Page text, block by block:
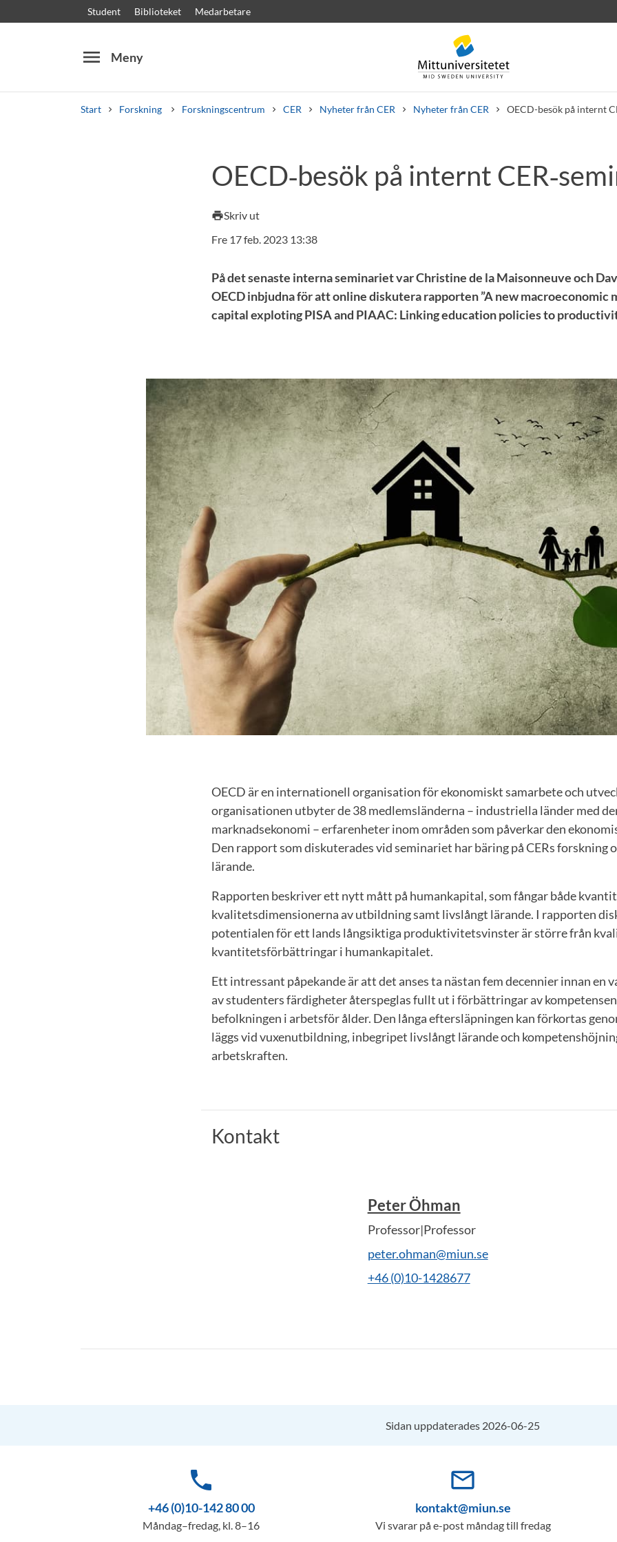
Student Biblioteket Medarbetare
menu Meny
Start Forskning Forskningscentrum CER Nyheter från CER Nyheter från CER OECD-besök på internt
Kursplaner VälkomstbrevPersonal Lediga jobb
OECD‑besök på internt
printSkriv ut
Fre 17 feb. 2023 13:38
På det senaste interna seminariet var Christine de la Maisonneuve och
OECD inbjudna för att online diskutera rapporten ”A new macroeconomic
capital exploting PISA and PIAAC: Linking education policies to
OECD är en internationell organisation för ekonomiskt samarbete och
organisationen utbyter de 38 medlemsländerna – industriella länder med
marknadsekonomi – erfarenheter inom områden som påverkar den
Den rapport som diskuterades vid seminariet har bäring på CERs forskning
lärande.
Rapporten beskriver ett nytt mått på humankapital, som fångar både
kvalitetsdimensionerna av utbildning samt livslångt lärande. I rapporten
potentialen för ett lands långsiktiga produktivitetsvinster är större från
kvantitetsförbättringar i humankapitalet.
Ett intressant påpekande är att det anses ta nästan fem decennier innan en
av studenters färdigheter återspeglas fullt ut i förbättringar av
befolkningen i arbetsför ålder. Den långa eftersläpningen kan förkortas
läggs vid vuxenutbildning, inbegripet livslångt lärande och
arbetskraften.
Kontakt
Peter Öhman
Professor|Professor
peter.ohman@miun.se
+46 (0)10-1428677
Sidan uppdaterades 2026-06-25
phone
+46 (0)10-142 80 00
Måndag–fredag, kl. 8–16
mail_outline
kontakt@miun.se
Vi svarar på e-post måndag till fredag